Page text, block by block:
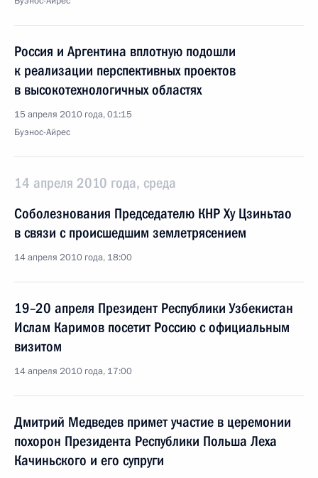
Россия и Аргентина вплотную подошли
к реализации перспективных проектов
в высокотехнологичных областях
15 апреля 2010 года, 01:15
Буэнос-Айрес
14 апреля 2010 года, среда
Соболезнования Председателю КНР Ху Цзиньтао
в связи с происшедшим землетрясением
14 апреля 2010 года, 18:00
19–20 апреля Президент Республики Узбекистан
Ислам Каримов посетит Россию с официальным
визитом
14 апреля 2010 года, 17:00
Дмитрий Медведев примет участие в церемонии
похорон Президента Республики Польша Леха
Качиньского и его супруги